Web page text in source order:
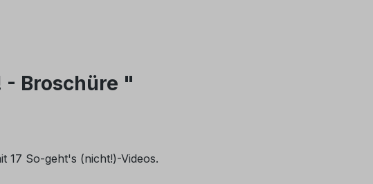
Broschüre "
17 So-geht's (nicht!)-Videos.